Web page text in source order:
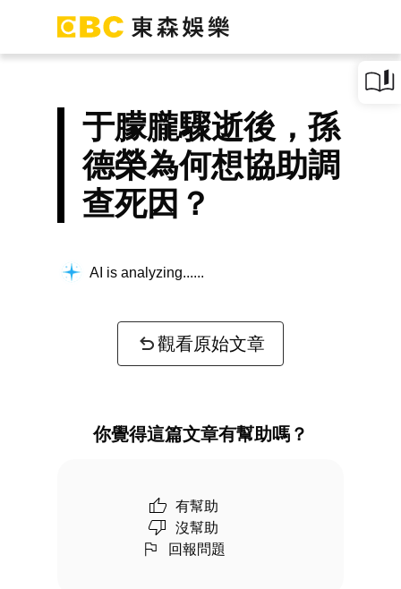
于朦朧驟逝後，孫
德榮為何想協助調
查死因？
AI is analyzing...
觀看原始文章
你覺得這篇文章有幫助嗎？
有幫助
沒幫助
回報問題